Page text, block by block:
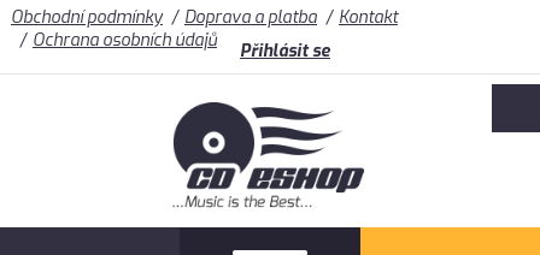
Obchodní podmínky Doprava a platba
Kontakt
Ochrana osobních údajů
Přihlásit se